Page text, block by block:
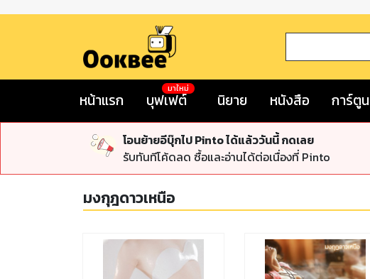
หน้าแรก บุฟเฟต์
มาใหม่
นิยาย หนังสือ การ์ตูน
โอนย้ายอีบุ๊กไป Pinto ได้แล้ววันนี้ กดเลย
รับทันทีโค้ดลด ซื้อและอ่านได้ต่อเนื่องที่ Pinto
มงกุฎดาวเหนือ